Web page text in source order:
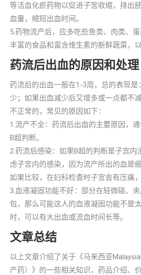
等活血化瘀药物以促进子宫收缩，排出
血量，缩短出血时间。
5.药物流产后，应多吃些鱼类、肉类、
丰富的食品和富含维生素的新鲜蔬菜，
药流后出血的原因和处理
药流后的出血一般在1-3周，总的表现是
少；如果出血减少后又增多或一点都不
不正常的，常见的原因如下：
1.流产不全：药流后出血的主要原因，
B超判断。
2.药流后感染：如果B超的判断是子宫内
虑子宫内的感染，因为流产所出的血是
如果比较，在妇科检查时子宫会有压痛
3.血液凝固功能不好：部分在轻微碰、
包，那么可能这人的血液凝固功能不是
时，可以有大出血或流血时间长等。
文章总结
以上文章介绍了关于《马来西亚
产药）》的一些相关知识，药品介绍、